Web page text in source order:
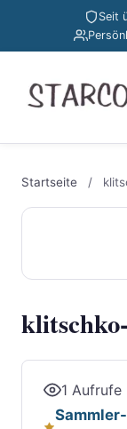
Seit
Startseite /
1 Aufrufe